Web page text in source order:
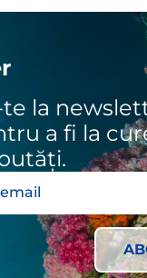
la
a fi la